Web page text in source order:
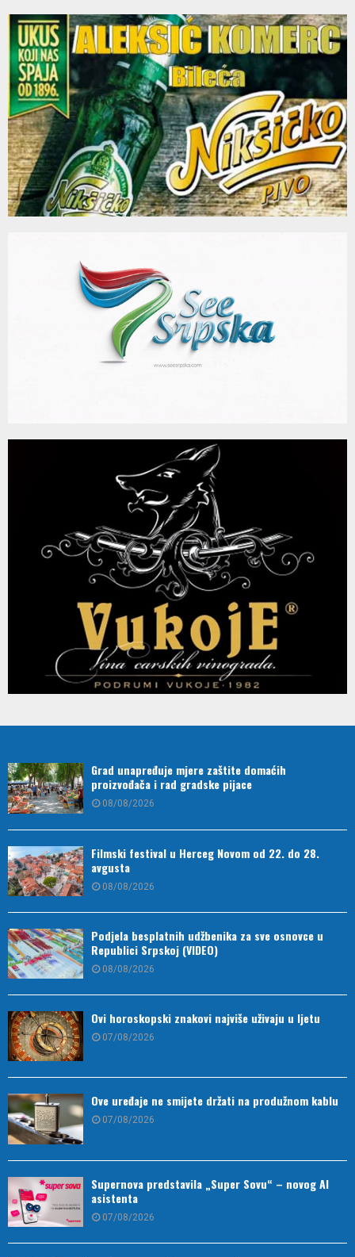
Grad unapređuje mjere zaštite domaćih
proizvođača i rad gradske pijace
08/08/2026
Filmski festival u Herceg Novom od 22. do 28.
avgusta
08/08/2026
Podjela besplatnih udžbenika za sve osnovce u
Republici Srpskoj (VIDEO)
08/08/2026
Ovi horoskopski znakovi najviše uživaju u ljetu
07/08/2026
Ove uređaje ne smijete držati na produžnom kablu
07/08/2026
Supernova predstavila „Super Sovu“ – novog AI
asistenta
07/08/2026